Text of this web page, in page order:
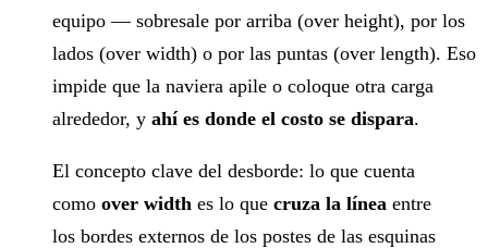
equipo — sobresale por arriba (over height), por los
lados (over width) o por las puntas (over length). Eso
impide que la naviera apile o coloque otra carga
alrededor, y ahí es donde el costo se dispara.
El concepto clave del desborde: lo que cuenta
como over width es lo que cruza la línea entre
los bordes externos de los postes de las esquinas